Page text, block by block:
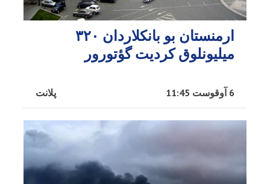
ارمنستان بو بانکلاردان ۳۲۰
میلیونلوق کردیت گؤتورور
پلانت 6 آوقوست 11:45